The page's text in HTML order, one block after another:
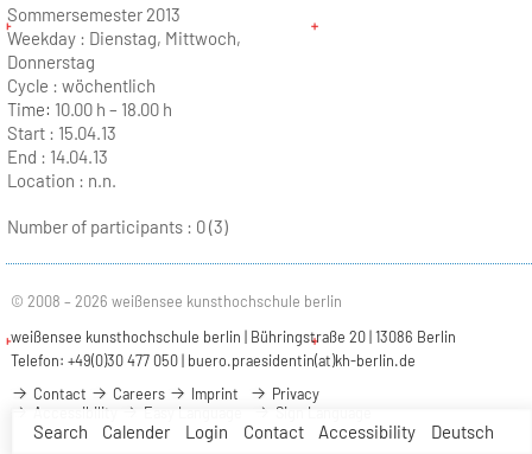
Search Calender Login Contact Accessibility Deutsch
Sommersemester 2013
Weekday : Dienstag, Mittwoch,
Donnerstag
Cycle : wöchentlich
Time: 10.00 h – 18.00 h
Start : 15.04.13
End : 14.04.13
Location : n.n.
Number of participants : 0 (3)
© 2008 – 2026 weißensee kunsthochschule berlin
weißensee kunsthochschule berlin | Bühringstraße 20 | 13086 Berlin
Telefon: +49(0)30 477 050 | buero.praesidentin(at)kh-berlin.de
Contact
Careers Imprint
Privacy
Accessibility
Easy Language Sign Language